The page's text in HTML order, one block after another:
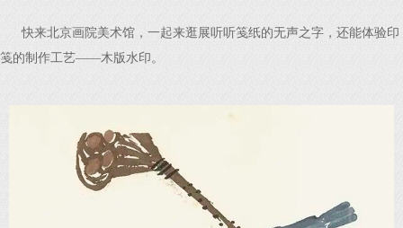
快来北京画院美术馆，一起来逛展听听笺纸的无声之字，还能体验印
笺的制作工艺——木版水印。